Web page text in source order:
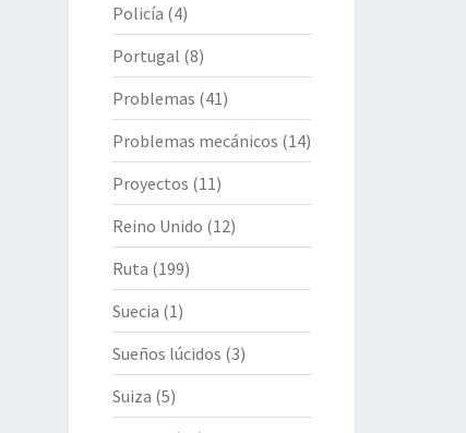
Policía (4)
Portugal (8)
Problemas (41)
Problemas mecánicos (14)
Proyectos (11)
Reino Unido (12)
Ruta (199)
Suecia (1)
Sueños lúcidos (3)
Suiza (5)